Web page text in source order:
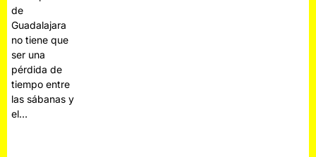
de
Guadalajara
no tiene que
ser una
pérdida de
tiempo entre
las sábanas y
el…